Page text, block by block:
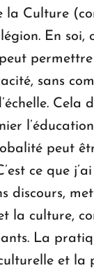
la Culture
En soi,
sans
Cela
peut
ce que
discours,
la culture,
La
et la